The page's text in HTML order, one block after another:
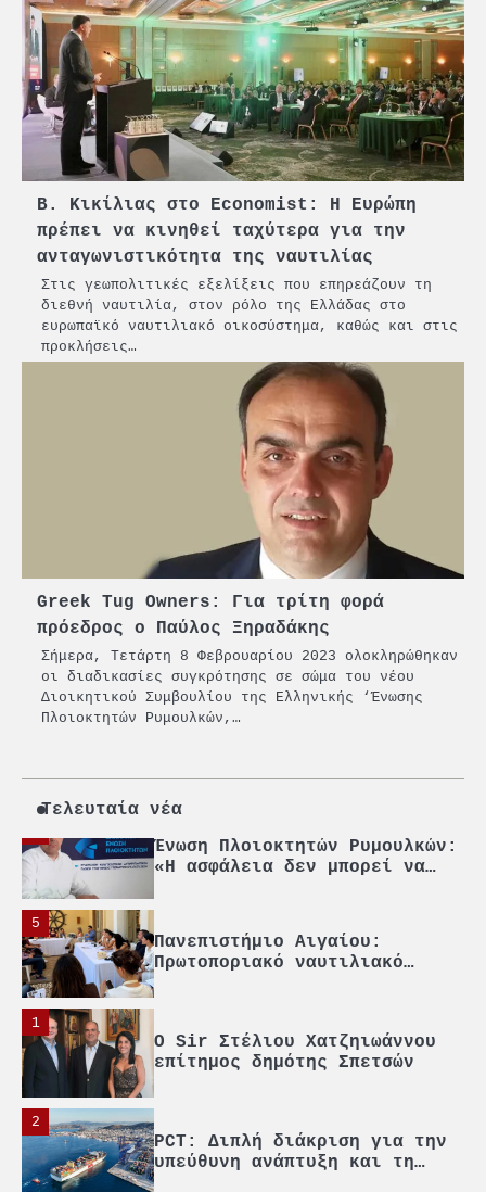
Β. Κικίλιας στο Economist: Η Ευρώπη
πρέπει να κινηθεί ταχύτερα για την
ανταγωνιστικότητα της ναυτιλίας
Στις γεωπολιτικές εξελίξεις που επηρεάζουν τη
διεθνή ναυτιλία, στον ρόλο της Ελλάδας στο
ευρωπαϊκό ναυτιλιακό οικοσύστημα, καθώς και στις
προκλήσεις…
Greek Tug Owners: Για τρίτη φορά
πρόεδρος ο Παύλος Ξηραδάκης
Σήμερα, Τετάρτη 8 Φεβρουαρίου 2023 ολοκληρώθηκαν
οι διαδικασίες συγκρότησης σε σώμα του νέου
Διοικητικού Συμβουλίου της Ελληνικής ‘Ένωσης
Πλοιοκτητών Ρυμουλκών,…
Τελευταία νέα
PCT: Διπλή διάκριση για την
υπεύθυνη ανάπτυξη και τη
βιώσιμη επιχειρηματικότητα
Γ. Ξηραδάκης: Η ευρωπαϊκή
στρατηγική αυτονομία περνά
μέσα από τη ναυτιλία
«Η ασφάλεια δεν μπορεί να
αποτελεί αντικείμενο
πολιτικών συμβιβασμών»
Πανεπιστήμιο Αιγαίου:
Πρωτοποριακό ναυτιλιακό
strategic debate
O Sir Στέλιου Χατζηιωάννου
επίτημος δημότης Σπετσών
2
PCT: Διπλή διάκριση για την
υπεύθυνη ανάπτυξη και τη
βιώσιμη επιχειρηματικότητα
μέσα από τη ναυτιλία
4
Ένωση Πλοιοκτητών Ρυμουλκών:
«Η ασφάλεια δεν μπορεί να
αποτελεί αντικείμενο
5
Πανεπιστήμιο Αιγαίου:
Πρωτοποριακό ναυτιλιακό
strategic debate
1
O Sir Στέλιου Χατζηιωάννου
επίτημος δημότης Σπετσών
2
PCT: Διπλή διάκριση για την
υπεύθυνη ανάπτυξη και τη
βιώσιμη επιχειρηματικότητα